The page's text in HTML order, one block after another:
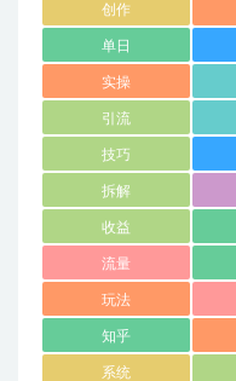
创作
单日
实操
引流
技巧
拆解
收益
流量
玩法
知乎
系统